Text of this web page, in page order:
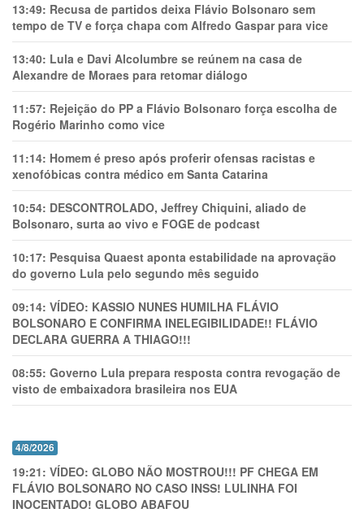
13:49: Recusa de partidos deixa Flávio Bolsonaro sem
tempo de TV e força chapa com Alfredo Gaspar para vice
13:40: Lula e Davi Alcolumbre se reúnem na casa de
Alexandre de Moraes para retomar diálogo
11:57: Rejeição do PP a Flávio Bolsonaro força escolha de
Rogério Marinho como vice
11:14: Homem é preso após proferir ofensas racistas e
xenofóbicas contra médico em Santa Catarina
10:54: DESCONTROLADO, Jeffrey Chiquini, aliado de
Bolsonaro, surta ao vivo e FOGE de podcast
10:17: Pesquisa Quaest aponta estabilidade na aprovação
do governo Lula pelo segundo mês seguido
09:14: VÍDEO: KASSIO NUNES HUMlLHA FLÁVIO
BOLSONARO E CONFIRMA INELEGIBILIDADE!! FLÁVIO
DECLARA GUERRA A THIAGO!!!
08:55: Governo Lula prepara resposta contra revogação de
visto de embaixadora brasileira nos EUA
4/8/2026
19:21: VÍDEO: GLOBO NÃO MOSTROU!!! PF CHEGA EM
FLÁVIO BOLSONARO NO CASO INSS! LULINHA FOI
INOCENTADO! GLOBO ABAFOU